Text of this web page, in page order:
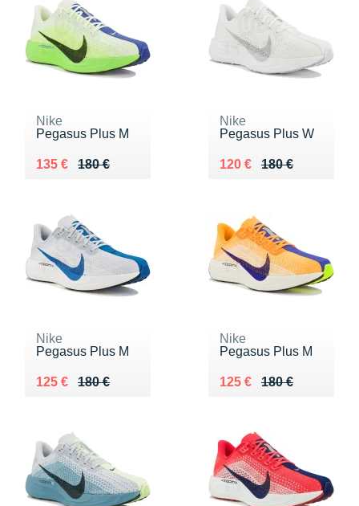
Nike
Pegasus Plus M
180 €
Au lieu de 180 €
135 €
Vendu 135 €
Nike
Pegasus Plus W
180 €
Au lieu de 180 €
120 €
Vendu 120 €
Nike
Pegasus Plus M
180 €
Au lieu de 180 €
125 €
Vendu 125 €
Nike
Pegasus Plus M
180 €
Au lieu de 180 €
125 €
Vendu 125 €